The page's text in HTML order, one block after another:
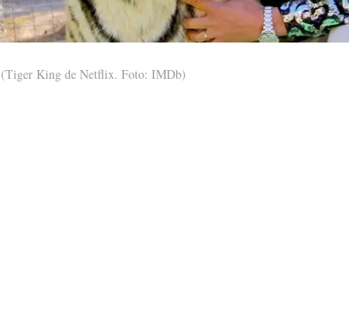
(Tiger King de Netflix. Foto: IMDb)